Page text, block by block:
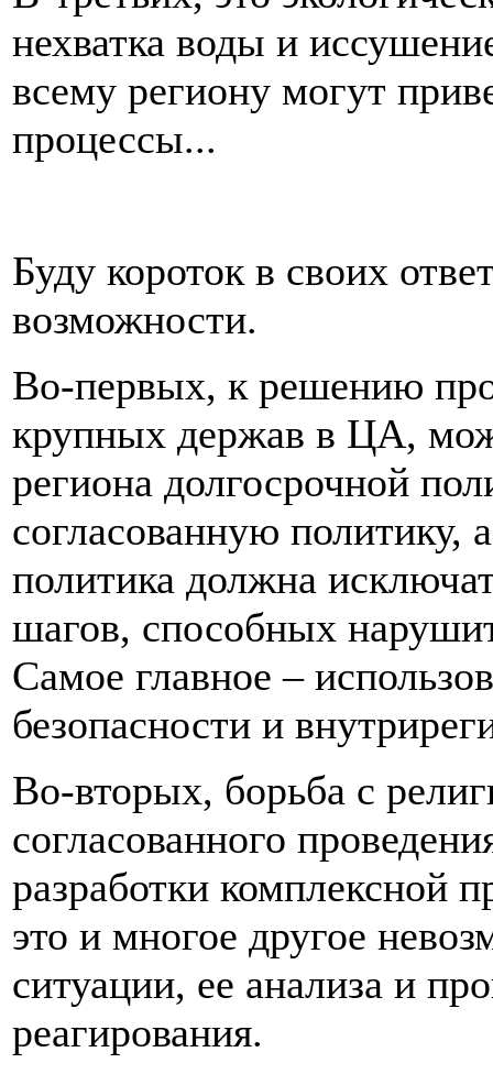
нехватка воды и
всему региону могут
процессы...
Буду короток в своих
возможности.
Во-первых, к решению
крупных держав в ЦА,
региона долгосрочной
согласованную политику,
политика должна
шагов, способных
Самое главное –
безопасности и
Во-вторых, борьба с
согласованного
разработки комплексной
это и многое другое
ситуации, ее анализа и
реагирования.